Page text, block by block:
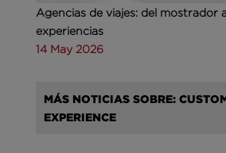
Agencias de viajes: del mostrador
experiencias
14 May 2026
MÁS NOTICIAS SOBRE:
EXPERIENCE